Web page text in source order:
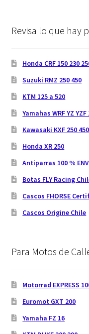
Revisa lo que hay
Honda CRF 150 230
Suzuki RMZ 250 450
KTM 125 a 520
Yamahas WRF YZ YZF
Kawasaki KXF 250 450
Honda XR 250
Antiparras 100 %
Botas FLY Racing
Cascos FHORSE
Cascos Origine Chile
Para Motos de
Motorrad EXPRESS
Euromot GXT 200
Yamaha FZ 16